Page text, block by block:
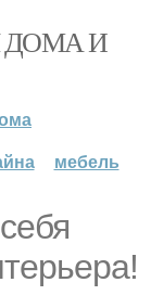
ДОМА И
мебель